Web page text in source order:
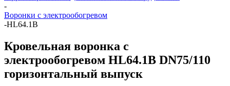
-
Воронки с электрообогревом
-HL64.1B
Кровельная воронка с
электрообогревом HL64.1B DN75/110
горизонтальный выпуск